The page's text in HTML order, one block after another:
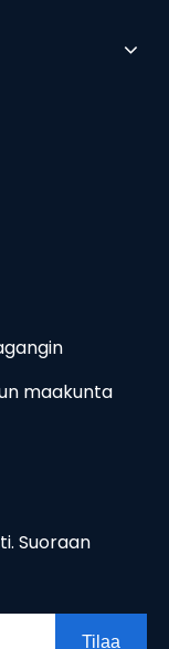
maakunta
Suoraan
Tilaa